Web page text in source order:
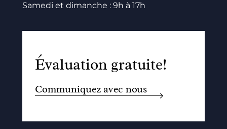
Samedi et dimanche : 9h à 17h
Évaluation gratuite!
Communiquez avec nous